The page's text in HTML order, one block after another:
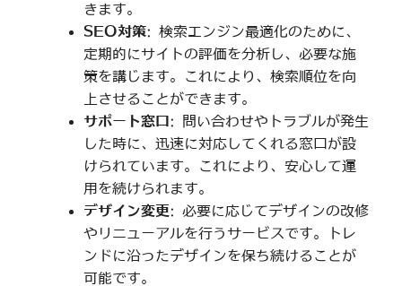
きます。
SEO対策: 検索エンジン最適化のために、
定期的にサイトの評価を分析し、必要な施
策を講じます。これにより、検索順位を向
上させることができます。
サポート窓口 : 問い合わせやトラブルが発生
した時に、迅速に対応してくれる窓口が設
けられています。これにより、安心して運
用を続けられます。
デザイン変更: 必要に応じてデザインの改修
やリニューアルを行うサービスです。トレ
ンドに沿ったデザインを保ち続けることが
可能です。